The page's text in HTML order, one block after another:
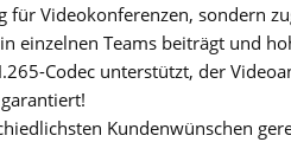
für Videokonferenzen, sondern
einzelnen Teams beiträgt und
Codec unterstützt, der
Kundenwünschen